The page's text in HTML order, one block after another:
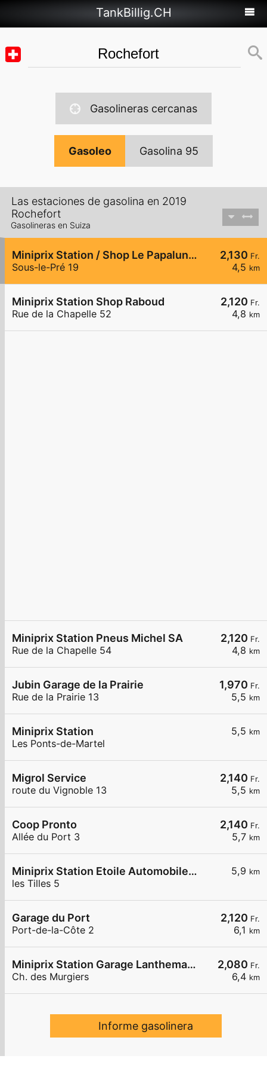
TankBillig.CH
Gasolineras cercanas
Gasoleo Gasolina 95
Las estaciones de gasolina en 2019
Rochefort
Gasolineras en Suiza
2,130 Fr.
4,5 km
Miniprix Station / Shop Le Papaluna Shop
Sous-le-Pré 19
2,120 Fr.
4,8 km
Miniprix Station Shop Raboud
Rue de la Chapelle 52
2,120 Fr.
4,8 km
Miniprix Station Pneus Michel SA
Rue de la Chapelle 54
1,970 Fr.
5,5 km
Jubin Garage de la Prairie
Rue de la Prairie 13
5,5 km
Miniprix Station
Les Ponts-de-Martel
2,140 Fr.
5,5 km
Migrol Service
route du Vignoble 13
2,140 Fr.
5,7 km
Coop Pronto
Allée du Port 3
5,9 km
Miniprix Station Etoile Automobile SA
les Tilles 5
2,120 Fr.
6,1 km
Garage du Port
Port-de-la-Côte 2
2,080 Fr.
6,4 km
Miniprix Station Garage Lanthemann
Ch. des Murgiers
Informe gasolinera